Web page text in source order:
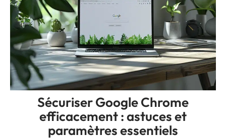
Sécuriser Google Chrome
efficacement : astuces et
paramètres essentiels